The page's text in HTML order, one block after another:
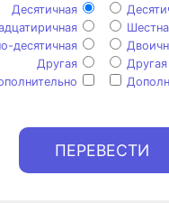
Десятичная
десятичная
Другая
Другая